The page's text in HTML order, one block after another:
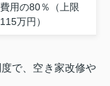
費用の80％（上限
115万円）
で、空き家改修や